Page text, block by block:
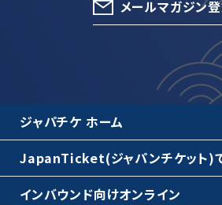
メールマガジン
ジャパチケ ホーム
JapanTicket(ジャパンチケット)
インバウンド向けオンライン